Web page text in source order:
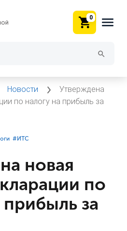
0
Новости
Утверждена
по налогу на прибыль за
#⁣ИТC
новая
по
за